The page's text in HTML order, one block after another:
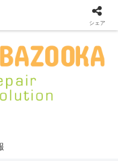
シェア